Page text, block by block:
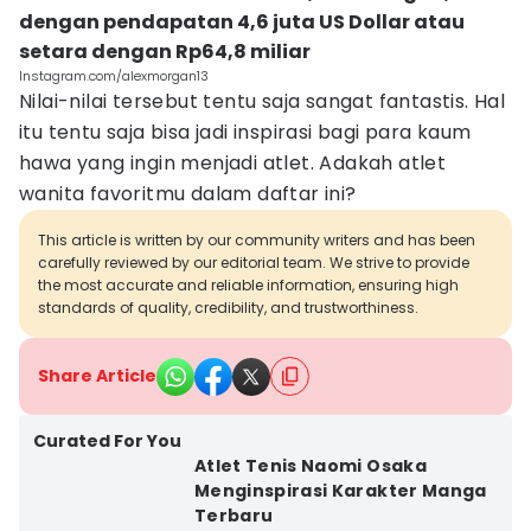
dengan pendapatan 4,6 juta US Dollar atau
setara dengan Rp64,8 miliar
Instagram.com/alexmorgan13
Nilai-nilai tersebut tentu saja sangat fantastis. Hal
itu tentu saja bisa jadi inspirasi bagi para kaum
hawa yang ingin menjadi atlet. Adakah atlet
wanita favoritmu dalam daftar ini?
This article is written by our community writers and has been
carefully reviewed by our editorial team. We strive to provide
the most accurate and reliable information, ensuring high
standards of quality, credibility, and trustworthiness.
Share Article
Curated For You
Atlet Tenis Naomi Osaka
Menginspirasi Karakter Manga
Terbaru